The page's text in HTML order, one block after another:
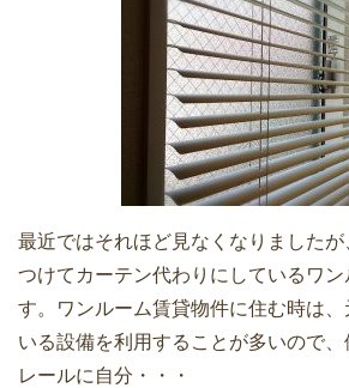
最近ではそれほど見なくなりました
つけてカーテン代わりにしているワン
す。ワンルーム賃貸物件に住む時は
いる設備を利用することが多いので
レールに自分・・・